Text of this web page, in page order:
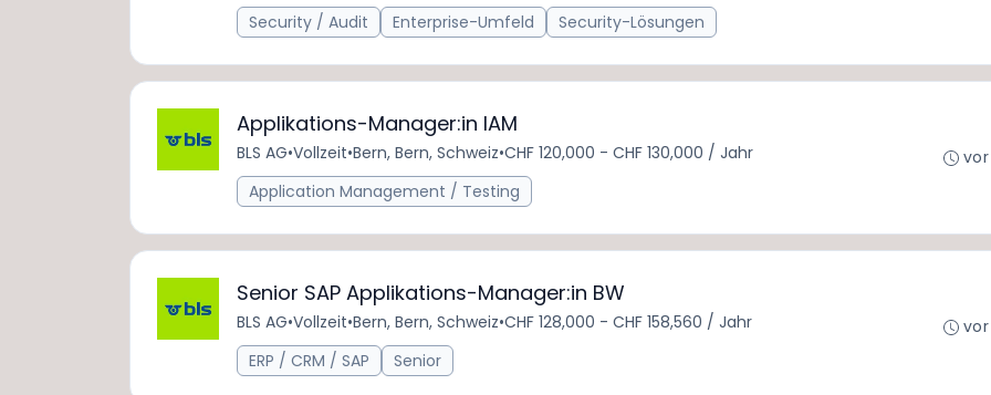
Security / Audit
Enterprise-Umfeld Security-Lösungen
Applikations-Manager:in IAM
BLS AG•Vollzeit•Bern, Bern, Schweiz•CHF 120,000 - CHF 130,000 / Jahr
Application Management / Testing
vor
Senior SAP Applikations-Manager:in BW
BLS AG•Vollzeit•Bern, Bern, Schweiz•CHF 128,000 - CHF 158,560 / Jahr
ERP / CRM / SAP
Senior
vor